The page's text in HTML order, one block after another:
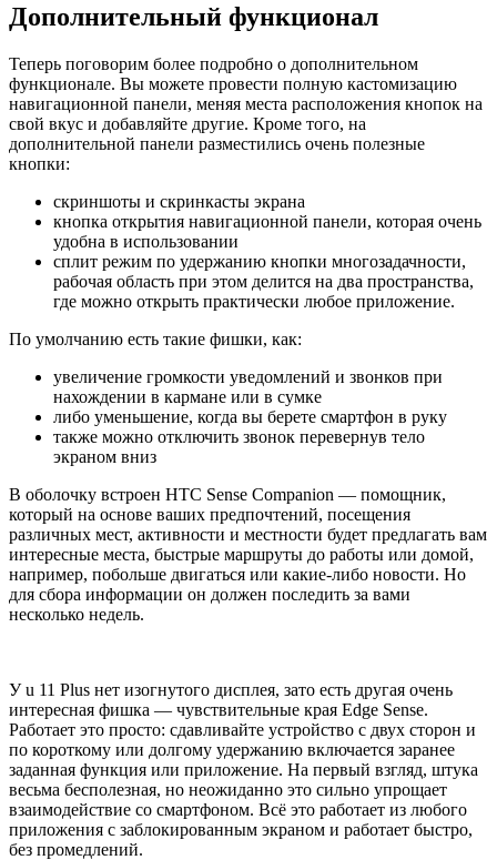
Дополнительный функционал
Теперь поговорим более подробно о дополнительном
функционале. Вы можете провести полную кастомизацию
навигационной панели, меняя места расположения кнопок на
свой вкус и добавляйте другие. Кроме того, на
дополнительной панели разместились очень полезные
кнопки:
скриншоты и скринкасты экрана
кнопка открытия навигационной панели, которая очень
удобна в использовании
сплит режим по удержанию кнопки многозадачности,
рабочая область при этом делится на два пространства,
где можно открыть практически любое приложение.
По умолчанию есть такие фишки, как:
увеличение громкости уведомлений и звонков при
нахождении в кармане или в сумке
либо уменьшение, когда вы берете смартфон в руку
также можно отключить звонок перевернув тело
экраном вниз
В оболочку встроен HTC Sense Companion — помощник,
который на основе ваших предпочтений, посещения
различных мест, активности и местности будет предлагать вам
интересные места, быстрые маршруты до работы или домой,
например, побольше двигаться или какие-либо новости. Но
для сбора информации он должен последить за вами
несколько недель.
У u 11 Plus нет изогнутого дисплея, зато есть другая очень
интересная фишка — чувствительные края Edge Sense.
Работает это просто: сдавливайте устройство с двух сторон и
по короткому или долгому удержанию включается заранее
заданная функция или приложение. На первый взгляд, штука
весьма бесполезная, но неожиданно это сильно упрощает
взаимодействие со смартфоном. Всё это работает из любого
приложения с заблокированным экраном и работает быстро,
без промедлений.